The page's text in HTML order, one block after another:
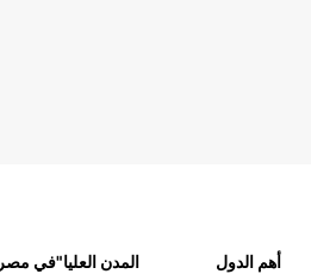
"المدن العليا"في مصر
أهم الدول